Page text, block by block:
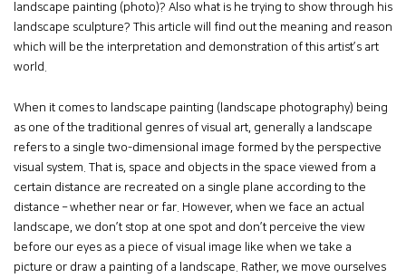
landscape painting (photo)? Also what is he trying to show through his
landscape sculpture? This article will find out the meaning and reason
which will be the interpretation and demonstration of this artist’s art
world.
When it comes to landscape painting (landscape photography) being
as one of the traditional genres of visual art, generally a landscape
refers to a single two-dimensional image formed by the perspective
visual system. That is, space and objects in the space viewed from a
certain distance are recreated on a single plane according to the
distance – whether near or far. However, when we face an actual
landscape, we don’t stop at one spot and don’t perceive the view
before our eyes as a piece of visual image like when we take a
picture or draw a painting of a landscape. Rather, we move ourselves